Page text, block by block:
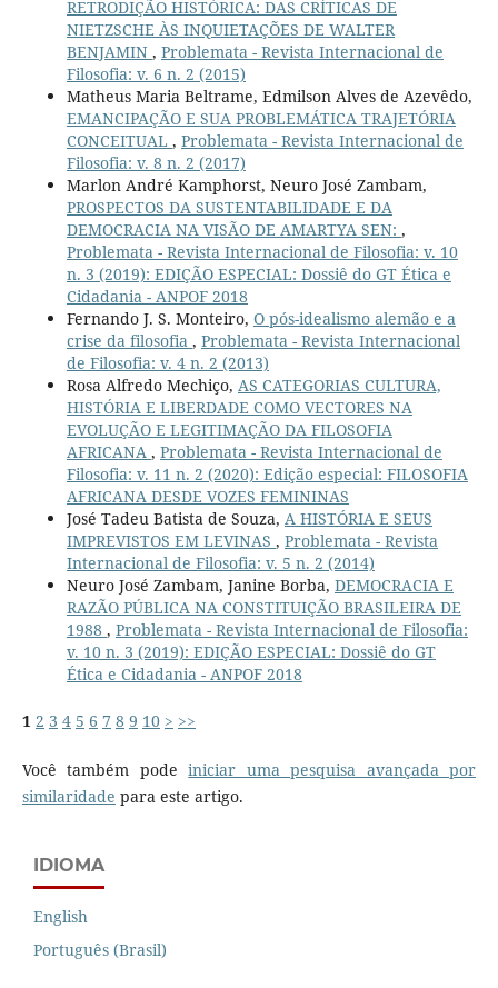
RETRODIÇÃO HISTÓRICA: DAS CRÍTICAS DE
NIETZSCHE ÀS INQUIETAÇÕES DE WALTER
BENJAMIN , Problemata - Revista Internacional de
Filosofia: v. 6 n. 2 (2015)
Matheus Maria Beltrame, Edmilson Alves de Azevêdo,
EMANCIPAÇÃO E SUA PROBLEMÁTICA TRAJETÓRIA
CONCEITUAL , Problemata - Revista Internacional de
Filosofia: v. 8 n. 2 (2017)
Marlon André Kamphorst, Neuro José Zambam,
PROSPECTOS DA SUSTENTABILIDADE E DA
DEMOCRACIA NA VISÃO DE AMARTYA SEN: ,
Problemata - Revista Internacional de Filosofia: v. 10
n. 3 (2019): EDIÇÃO ESPECIAL: Dossiê do GT Ética e
Cidadania - ANPOF 2018
Fernando J. S. Monteiro, O pós-idealismo alemão e a
crise da filosofia , Problemata - Revista Internacional
de Filosofia: v. 4 n. 2 (2013)
Rosa Alfredo Mechiço, AS CATEGORIAS CULTURA,
HISTÓRIA E LIBERDADE COMO VECTORES NA
EVOLUÇÃO E LEGITIMAÇÃO DA FILOSOFIA
AFRICANA , Problemata - Revista Internacional de
Filosofia: v. 11 n. 2 (2020): Edição especial: FILOSOFIA
AFRICANA DESDE VOZES FEMININAS
José Tadeu Batista de Souza, A HISTÓRIA E SEUS
IMPREVISTOS EM LEVINAS , Problemata - Revista
Internacional de Filosofia: v. 5 n. 2 (2014)
Neuro José Zambam, Janine Borba, DEMOCRACIA E
RAZÃO PÚBLICA NA CONSTITUIÇÃO BRASILEIRA DE
1988 , Problemata - Revista Internacional de Filosofia:
v. 10 n. 3 (2019): EDIÇÃO ESPECIAL: Dossiê do GT
Ética e Cidadania - ANPOF 2018
1 2 3 4 5 6 7 8 9 10 > >>
Você também podeiniciar uma pesquisa avançada por
similaridade para este artigo.
IDIOMA
English
Português (Brasil)